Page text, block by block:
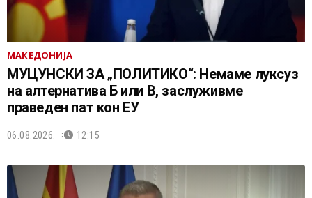
МАКЕДОНИЈА
МУЦУНСКИ ЗА „ПОЛИТИКО“: Немаме луксуз
на алтернатива Б или В, заслуживме
праведен пат кон ЕУ
06.08.2026. 12:15